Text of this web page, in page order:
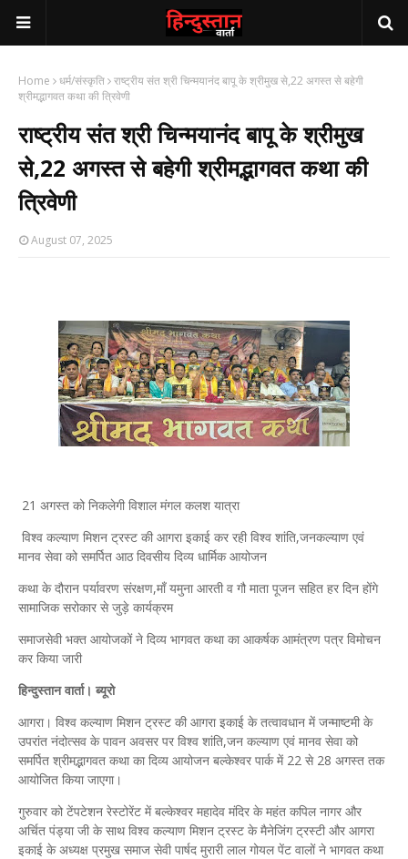
Home धर्म/संस्कृति राष्ट्रीय संत श्री चिन्मयानंद बापू के श्रीमुख से,22 अगस्त से बहेगी
श्रीमद्भागवत कथा की त्रिवेणी
राष्ट्रीय संत श्री चिन्मयानंद बापू के श्रीमुख
से,22 अगस्त से बहेगी श्रीमद्भागवत कथा की
त्रिवेणी
August 07, 2025
21 अगस्त को निकलेगी विशाल मंगल कलश यात्रा
विश्व कल्याण मिशन ट्रस्ट की आगरा इकाई कर रही विश्व शांति,जनकल्याण एवं
मानव सेवा को समर्पित आठ दिवसीय दिव्य धार्मिक आयोजन
कथा के दौरान पर्यावरण संरक्षण,माँ यमुना आरती व गौ माता पूजन सहित हर दिन होंगे
सामाजिक सरोकार से जुड़े कार्यक्रम
समाजसेवी भक्त आयोजकों ने दिव्य भागवत कथा का आकर्षक आमंत्रण पत्र विमोचन
कर किया जारी
हिन्दुस्तान वार्ता। ब्यूरो
आगरा। विश्व कल्याण मिशन ट्रस्ट की आगरा इकाई के तत्वावधान में जन्माष्टमी के
उपरांत नंदोत्सव के पावन अवसर पर विश्व शांति,जन कल्याण एवं मानव सेवा को
समर्पित श्रीमद्भागवत कथा का दिव्य आयोजन बल्केश्वर पार्क में 22 से 28 अगस्त तक
आयोजित किया जाएगा।
गुरुवार को टेंपटेशन रेस्टोरेंट में बल्केश्वर महादेव मंदिर के महंत कपिल नागर और
अर्चित पंड्या जी के साथ विश्व कल्याण मिशन ट्रस्ट के मैनेजिंग ट्रस्टी और आगरा
इकाई के अध्यक्ष प्रमुख समाज सेवी पार्षद मुरारी लाल गोयल पेंट वालों ने भागवत कथा